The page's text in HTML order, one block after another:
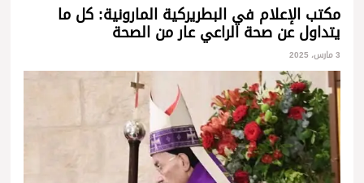
مكتب الإعلام في البطريركية المارونية: كل ما
يتداول عن صحة الراعي عار من الصحة
3 مارس، 2025